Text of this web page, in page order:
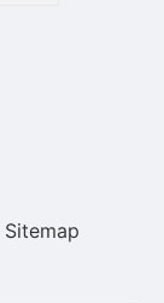
Sitemap